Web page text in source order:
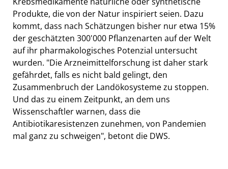
Produkte, die von der Natur inspiriert seien. Dazu
kommt, dass nach Schätzungen bisher nur etwa 15%
der geschätzten 300'000 Pflanzenarten auf der Welt
auf ihr pharmakologisches Potenzial untersucht
wurden. "Die Arzneimittelforschung ist daher stark
gefährdet, falls es nicht bald gelingt, den
Zusammenbruch der Landökosysteme zu stoppen.
Und das zu einem Zeitpunkt, an dem uns
Wissenschaftler warnen, dass die
Antibiotikaresistenzen zunehmen, von Pandemien
mal ganz zu schweigen", betont die DWS.